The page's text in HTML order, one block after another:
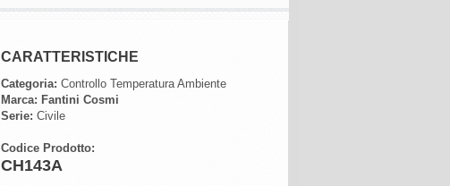
CARATTERISTICHE
Categoria: Controllo Temperatura Ambiente
Marca: Fantini Cosmi
Serie: Civile
Codice Prodotto:
CH143A